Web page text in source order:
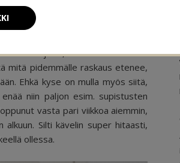
kun tajusin, että mulla oikeasti
mitä pidemmälle raskaus etenee,
Ehkä kyse on mulla myös siitä,
niin paljon esim. supistusten
vasta pari viikkoa aiemmin,
Silti kävelin super hitaasti,
ollessa.